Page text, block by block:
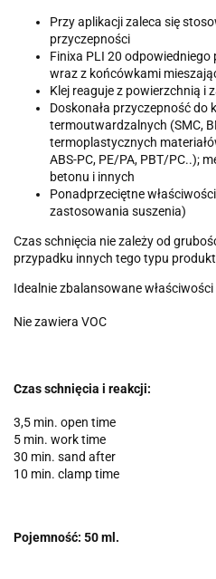
Przy aplikacji zaleca się
przyczepności
Finixa PLI 20 odpowiedniego
wraz z końcówkami
Klej reaguje z powierzchnią i
Doskonała przyczepność do
termoutwardzalnych (SMC,
termoplastycznych
ABS-PC, PE/PA, PBT/PC..);
betonu i innych
Ponadprzeciętne
zastosowania suszenia)
Czas schnięcia nie zależy od
przypadku innych tego typu
Idealnie zbalansowane
Nie zawiera VOC
Czas schnięcia i reakcji:
3,5 min. open time
5 min. work time
30 min. sand after
10 min. clamp time
Pojemność: 50 ml.